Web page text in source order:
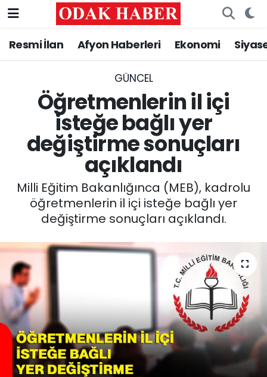
Resmi İlan Afyon Haberleri Ekonomi
GÜNCEL
Öğretmenlerin il içi
isteğe bağlı yer
değiştirme sonuçları
açıklandı
Milli Eğitim Bakanlığınca (MEB), kadrolu
öğretmenlerin il içi isteğe bağlı yer
değiştirme sonuçları açıklandı.
AFYONKARAHİSAR HABERLERİ
ASAYİŞ
GÜNCEL
EĞİTİM
MAGAZİN
SPOR
11:11 MANŞET
Nöbetçi Eczaneler
Trafik Durumu
Süper Lig Puan Durumu ve Fikstür
Tüm Manşetler
Son Dakika Haberleri
Haber Arşivi